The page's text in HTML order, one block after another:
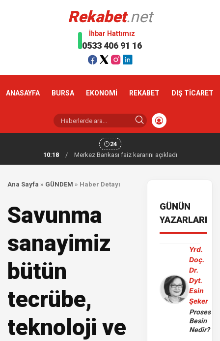
Rekabet.net
İhbar Hattımız
0533 406 91 16
ANASAYFA BURSA EKONOMİ REKABET DIŞ TİCARET
24
10:18
/ Merkez Bankası faiz kararını açıkladı
Ana Sayfa » GÜNDEM » Haber Detayı
Savunma
sanayimiz
bütün
tecrübe,
teknoloji ve
GÜNÜN
YAZARLARI
Yrd.
Doç.
Dr.
Dyt.
Esin
Şeker
Proses
Besin
Nedir?